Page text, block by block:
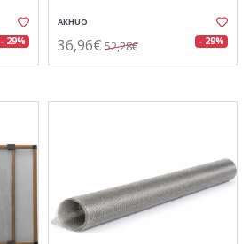
- 29%
AKHUO
36,96€ 52,28€ - 29%